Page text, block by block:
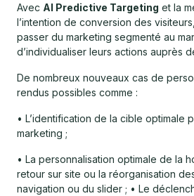
Avec AI Predictive Targeting et la
l’intention de conversion des
passer du marketing segmenté au
d’individualiser leurs actions auprès
De nombreux nouveaux cas de
rendus possibles comme :
• L’identification de la cible optimale
marketing ;
• La personnalisation optimale de la
retour sur site ou la réorganisation
navigation ou du slider ; • Le